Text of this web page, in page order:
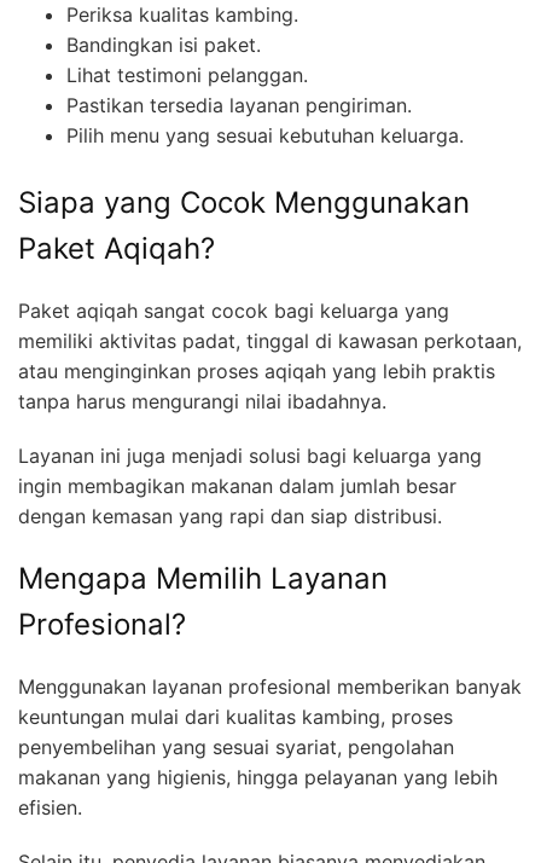
Periksa kualitas kambing.
Bandingkan isi paket.
Lihat testimoni pelanggan.
Pastikan tersedia layanan pengiriman.
Pilih menu yang sesuai kebutuhan keluarga.
Siapa yang Cocok Menggunakan
Paket Aqiqah?
Paket aqiqah sangat cocok bagi keluarga yang
memiliki aktivitas padat, tinggal di kawasan perkotaan,
atau menginginkan proses aqiqah yang lebih praktis
tanpa harus mengurangi nilai ibadahnya.
Layanan ini juga menjadi solusi bagi keluarga yang
ingin membagikan makanan dalam jumlah besar
dengan kemasan yang rapi dan siap distribusi.
Mengapa Memilih Layanan
Profesional?
Menggunakan layanan profesional memberikan banyak
keuntungan mulai dari kualitas kambing, proses
penyembelihan yang sesuai syariat, pengolahan
makanan yang higienis, hingga pelayanan yang lebih
efisien.